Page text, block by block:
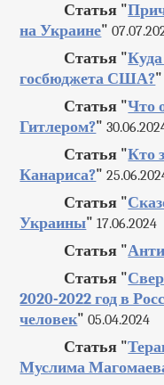
Статья "
на Украине"
Статья "
госбюджета США?"
Статья "Что
Гитлером?"
Статья "Кто
Канариса?"
Статья "
Украины" 17.06.2024
Статья "
Статья "
2020-2022 год в
человек" 05.04.2024
Статья "
Муслима